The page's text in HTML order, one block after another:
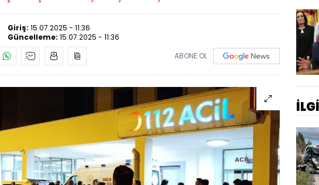
Giriş: 15.07.2025 - 11:36
Güncelleme: 15.07.2025 - 11:36
ABONE OL